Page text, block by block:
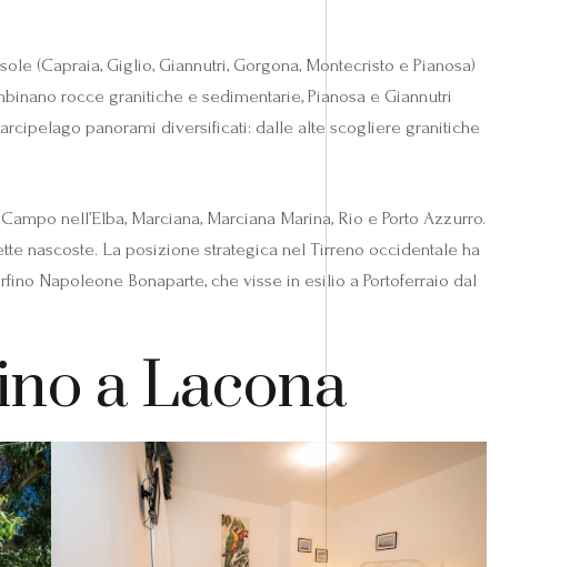
(Capraia, Giglio, Giannutri, Gorgona, Montecristo e Pianosa)
rocce granitiche e sedimentarie, Pianosa e Giannutri
panorami diversificati: dalle alte scogliere granitiche
nell’Elba, Marciana, Marciana Marina, Rio e Porto Azzurro.
nascoste. La posizione strategica nel Tirreno occidentale ha
Napoleone Bonaparte, che visse in esilio a Portoferraio dal
a Lacona